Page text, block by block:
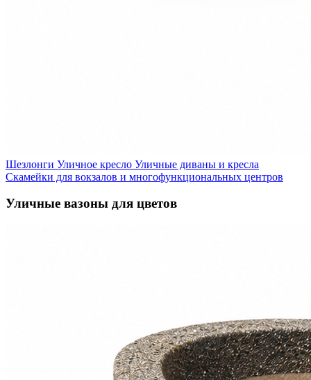
Шезлонги Уличное кресло Уличные диваны и кресла
Скамейки для вокзалов и многофункциональных центров
Уличные вазоны для цветов